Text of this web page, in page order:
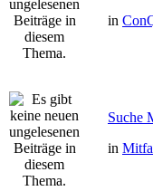
in
Suche
in